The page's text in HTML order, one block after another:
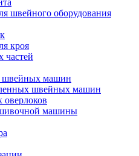
швейного оборудования
кроя
частей
швейных машин
швейных машин
машины